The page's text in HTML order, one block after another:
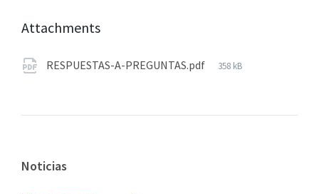
Attachments
RESPUESTAS-A-PREGUNTAS.pdf 358 kB
Noticias